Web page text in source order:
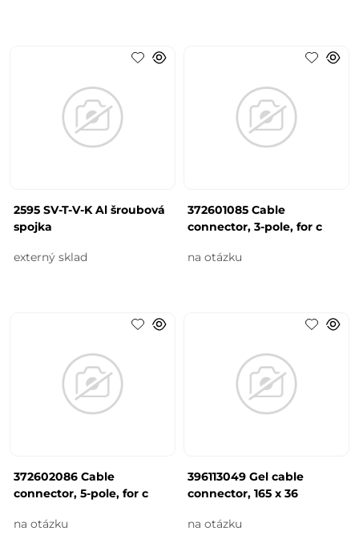
2595 SV-T-V-K Al šroubová
spojka
externý sklad
372601085 Cable
connector, 3-pole, for c
na otázku
372602086 Cable
connector, 5-pole, for c
na otázku
396113049 Gel cable
connector, 165 x 36
na otázku